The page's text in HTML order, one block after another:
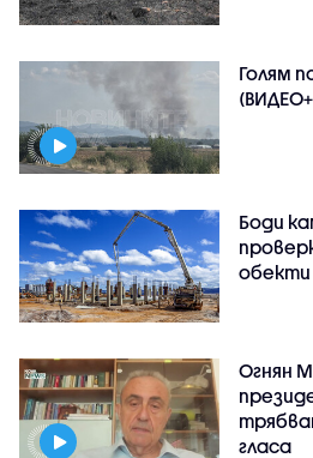
Голям
Боди
обекти
Огнян
гласа